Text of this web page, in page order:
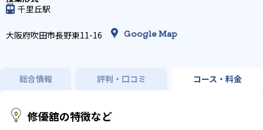
千里丘駅
大阪府吹田市長野東11-16 Google Map
総合情報 評判・口コミ コース・料金
修優舘の特徴など